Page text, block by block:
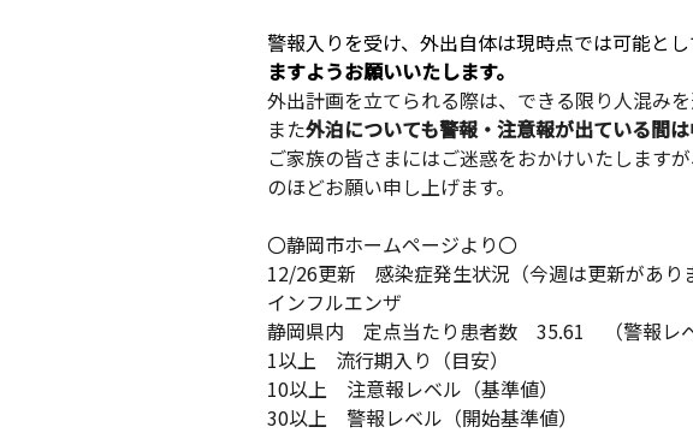
警報入りを受け、外出自体は現時点では可能とし
ますようお願いいたします。
外出計画を立てられる際は、できる限り人混み
また外泊についても警報・注意報が出ている間
ご家族の皆さまにはご迷惑をおかけいたします
のほどお願い申し上げます。
〇静岡市ホームページより〇
12/26更新 感染症発生状況（今週は更新があり
インフルエンザ
静岡県内 定点当たり患者数 35.61 （警報レベ
1以上 流行期入り（目安）
10以上 注意報レベル（基準値）
30以上 警報レベル（開始基準値）